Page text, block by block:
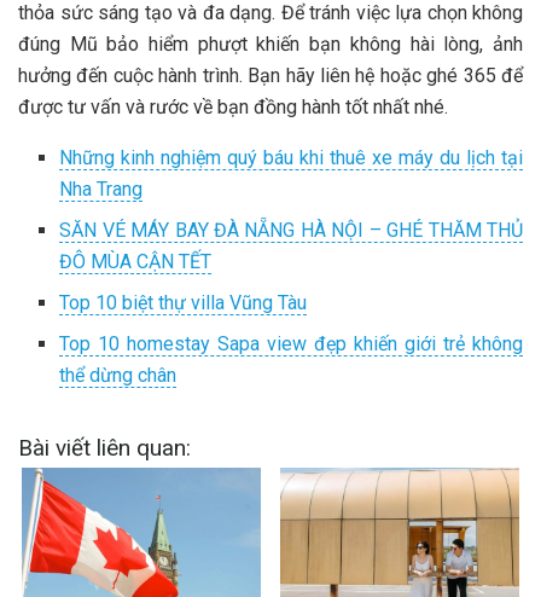
thỏa sức sáng tạo và đa dạng. Để tránh việc lựa chọn không
đúng Mũ bảo hiểm phượt khiến bạn không hài lòng, ảnh
hưởng đến cuộc hành trình. Bạn hãy liên hệ hoặc ghé 365 để
được tư vấn và rước về bạn đồng hành tốt nhất nhé.
Những kinh nghiệm quý báu khi thuê xe máy du lịch tại
Nha Trang
SĂN VÉ MÁY BAY ĐÀ NẴNG HÀ NỘI – GHÉ THĂM THỦ
ĐÔ MÙA CẬN TẾT
Top 10 biệt thự villa Vũng Tàu
Top 10 homestay Sapa view đẹp khiến giới trẻ không
thể dừng chân
Bài viết liên quan: